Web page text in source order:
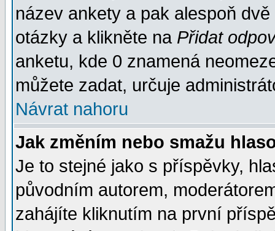
název ankety a pak alespoň
otázky a klikněte na Přidat
anketu, kde 0 znamená
můžete zadat, určuje
Návrat nahoru
Jak změním nebo smažu
Je to stejné jako s příspěvky,
původním autorem,
zahájíte kliknutím na první